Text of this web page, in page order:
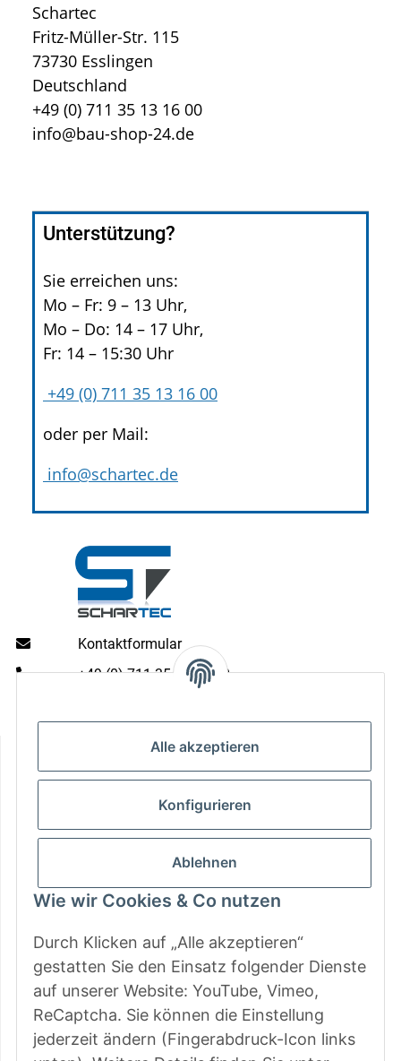
Alle akzeptieren
Konfigurieren
Ablehnen
Wie wir Cookies & Co nutzen
Durch Klicken auf „Alle akzeptieren“
gestatten Sie den Einsatz folgender Dienste
auf unserer Website: YouTube, Vimeo,
ReCaptcha. Sie können die Einstellung
jederzeit ändern (Fingerabdruck-Icon links
Schartec
Fritz-Müller-Str. 115
73730 Esslingen
Deutschland
+49 (0) 711 35 13 16 00
info@bau-shop-24.de
Unterstützung?
Sie erreichen uns:
Mo – Fr: 9 – 13 Uhr,
Mo – Do: 14 – 17 Uhr,
Fr: 14 – 15:30 Uhr
+49 (0) 711 35 13 16 00
oder per Mail:
info@schartec.de
Kontaktformular
+49 (0) 711 35 13 16 00
Gesetzliche Informationen